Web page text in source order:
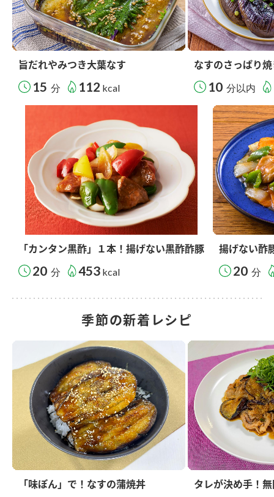
旨だれやみつき大葉なす
15 分 112 kcal
なすのさっぱり
10 分以内
「カンタン黒酢」１本！揚げない黒酢酢豚
20 分 453 kcal
揚げない酢
20 分
季節の新着レシピ
「味ぽん」で！なすの蒲焼丼 タレが決め手！